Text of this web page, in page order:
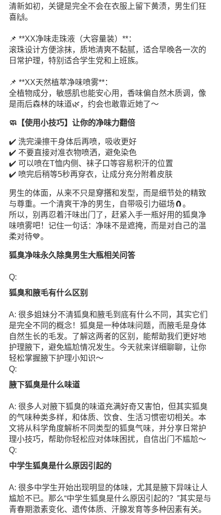
清新如初，关键是完全不会在衣服上留下黄渍，男生们狂
喜🙌。
📌 **XX净味走珠液（大容量装）**：
滚珠设计方便涂抹，质地清爽不黏腻，适合早晚各一次的
日常护理，特别适合学生党和上班族。
📌 **XX天然植萃净味喷雾**：
全植物成分，敏感肌也能安心用，香味偏自然木质调，像
是雨后森林的味道🌿，约会也敢靠近她了～
🧼【使用小技巧】让你的净味力翻倍
✔️ 洗完澡擦干身体后再喷，吸收更好
✔️ 不要直接对准衣物喷洒，避免染色
✔️ 可以喷在T恤内侧、袜子口等容易积汗的位置
✔️ 喷完后稍等5秒再穿衣，让成分充分附着皮肤
男生的体面，从来不只是穿搭和发型，而是细节处的精致
与尊重。一个清爽干净的男生，自带吸引力磁场🧲。
所以，别再忍着汗味出门了，赶紧入手一瓶好用的狐臭净
味喷雾吧！记住一句话：净味不是遮掩，而是对自己的温
柔对待💙。
狐臭净味永久除臭男生大瓶相关问答
Q:
狐臭和腋毛有什么区别
A: 很多姐妹分不清狐臭和腋毛到底有什么不同，其实它们
是完全不同的概念！狐臭是一种体味问题，而腋毛是身体
自然生长的毛发。了解这两者的区别，能帮助我们更好地
护理腋下，避免尴尬情况发生。今天就来详细聊聊，让你
轻松掌握腋下护理小知识～
Q:
腋下狐臭是什么味道
A: 很多人对腋下狐臭的味道充满好奇又害怕，但其实狐臭
的气味种类多样，和体质、饮食、生活习惯密切相关。本
文将从科学角度解析不同类型的狐臭气味，并分享日常护
理小技巧，帮助你轻松应对体味困扰，自信出门不尴尬～
Q:
中学生狐臭是什么原因引起的
A: 很多中学生开始出现明显的体味，尤其是腋下异味让人
尴尬不已。那么“中学生狐臭是什么原因引起的？”其实是与
青春期激素变化、遗传体质、汗腺发育等多种因素有关。